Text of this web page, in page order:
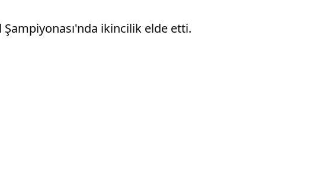
Şampiyonası'nda ikincilik elde etti.